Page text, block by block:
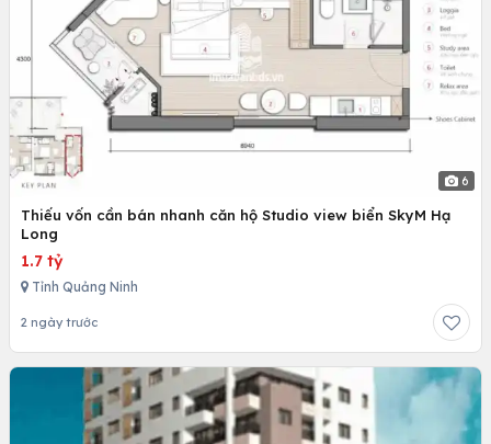
6
Thiếu vốn cần bán nhanh căn hộ Studio view biển SkyM Hạ
Long
1.7 tỷ
Tỉnh Quảng Ninh
2 ngày trước